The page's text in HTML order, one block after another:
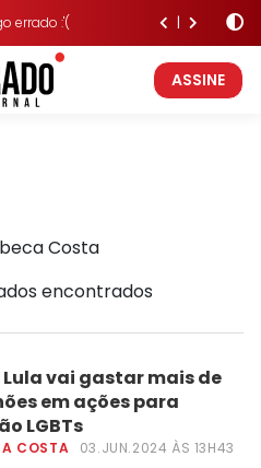
errado :'(
ASSINE
Costa
encontrados
Lula vai gastar mais de
em ações para
LGBTs
COSTA 03.JUN.2024 ÀS 13H43